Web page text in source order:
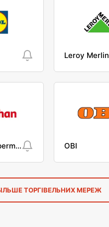
Leroy Merlin
Auchan Hipermarket OBI
ТОРГІВЕЛЬНИХ МЕРЕЖ